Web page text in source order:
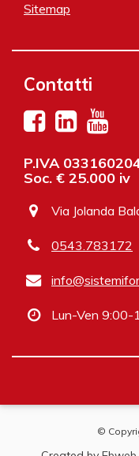
Sitemap
Contatti
P.IVA
Soc. € 25.000 iv
Via Jolanda
0543.783172
Lun-Ven
©